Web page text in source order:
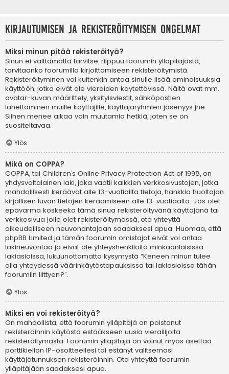
Kirjautumisen ja rekisteröitymisen ongelmat
Miksi minun pitää rekisteröityä?
Sinun ei välttämättä tarvitse, riippuu foorumin ylläpitäjästä,
tarvitaanko foorumilla kirjoittamiseen rekisteröitymistä.
Rekisteröityminen voi kuitenkin antaa sinulle lisää ominaisuuksia
käyttöön, jotka eivät ole vieraiden käytettävissä. Näitä ovat mm.
avatar-kuvan määrittely, yksityisviestit, sähköpostien
lähettäminen muille käyttäjille, käyttäjäryhmien jäsenyys jne.
Siihen menee aikaa vain muutamia hetkiä, joten se on
suositeltavaa.
Ylös
Mikä on COPPA?
COPPA, tai Children’s Online Privacy Protection Act of 1998, on
yhdysvaltalainen laki, joka vaatii kaikkien verkkosivustojen, jotka
mahdollisesti keräävät alle 13-vuotiailta tietoja, hankkia huoltajan
kirjallisen luvan tietojen keräämiseen alle 13-vuotiaalta. Jos olet
epävarma koskeeko tämä sinua rekisteröityvänä käyttäjänä tai
verkkosivua jolle olet rekisteröitymässä, ota yhteyttä
oikeudelliseen neuvonantajaan saadaksesi apua. Huomaa, että
phpBB Limited ja tämän foorumin omistajat eivät voi antaa
lakineuvontaa ja eivät ole yhteyshenkilöitä minkäänlaisissa
lakiasioissa, lukuunottamatta kysymystä “Keneen minun tulee
olla yhteydessä väärinkäytöstapauksissa tai lakiasioissa tähän
foorumiin liittyen?”.
Ylös
Miksi en voi rekisteröityä?
On mahdollista, että foorumin ylläpitäjä on poistanut
rekisteröinnin käytöstä estääkseen uusia vierailijoita
rekisteröitymästä. Foorumin ylläpitäjä on voinut myös asettaa
porttikiellon IP-osoitteellesi tai estänyt valitsemasi
käyttäjätunnuksen rekisteröinnin. Ota yhteyttä foorumin
ylläpitäjään saadaksesi apua.